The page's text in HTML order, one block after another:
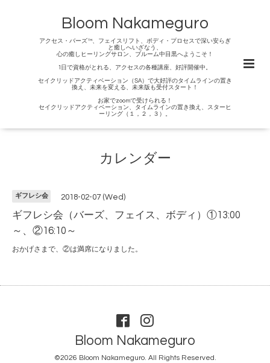
Bloom Nakameguro
アクセス・バーズ™、フェイスリフト、ボディ・プロセスで深い安らぎ
と癒しへいざなう、
心の癒しヒーリングサロン、ブルーム中目黒へようこそ！
1日で資格がとれる、アクセスの各種講座、好評開催中。
セイクリッドアクティベーション（SA）で大好評のタイムラインの置き
換え、未来を変える、未来版も受付スタート！
お家でzoomで受けられる！
セイクリッドアクティベーション、タイムラインの置き換え、スターヒ
ーリング（１，２，３）。
カレンダー
ギフレシ会 2018-02-07 (Wed)
ギフレシ会（バーズ、フェイス、ボディ）①13:00
～、②16:10～
おかげさまで、②は満席になりました。
Bloom Nakameguro
©2026 Bloom Nakameguro. All Rights Reserved.